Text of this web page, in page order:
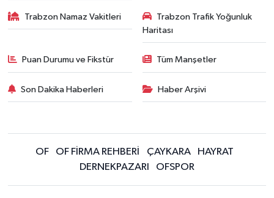
Trabzon Namaz Vakitleri
Trabzon Trafik Yoğunluk
Haritası
Puan Durumu ve Fikstür Tüm Manşetler
Son Dakika Haberleri Haber Arşivi
OF OF FİRMA REHBERİ ÇAYKARA
HAYRAT
DERNEKPAZARI
OFSPOR